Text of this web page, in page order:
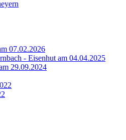
07.02.2026
- Eisenhut am 04.04.2025
29.09.2024